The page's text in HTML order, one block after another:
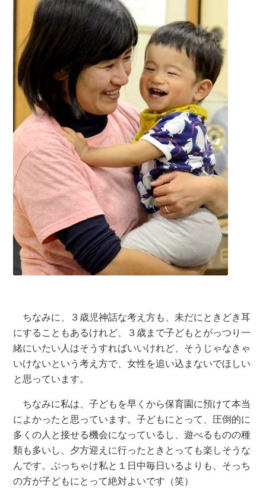
ちなみに、３歳児神話な考え方も、未だにときどき耳
にすることもあるけれど、３歳まで子どもとがっつり一
緒にいたい人はそうすればいいけれど、そうじゃなきゃ
いけないという考え方で、女性を追い込まないでほしい
と思っています。
ちなみに私は、子どもを早くから保育園に預けて本当
によかったと思っています。子どもにとって、圧倒的に
多くの人と接せる機会になっているし、遊べるものの種
類も多いし、夕方迎えに行ったときとっても楽しそうな
んです。ぶっちゃけ私と１日中毎日いるよりも、そっち
の方が子どもにとって絶対よいです（笑）